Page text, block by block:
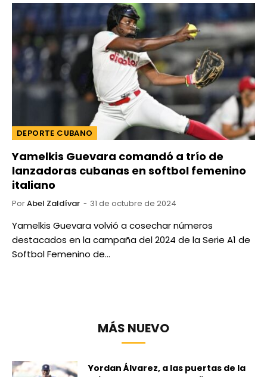
DEPORTE CUBANO
Yamelkis Guevara comandó a trío de
lanzadoras cubanas en softbol femenino
italiano
PorAbel Zaldívar 31 de octubre de 2024
Yamelkis Guevara volvió a cosechar números
destacados en la campaña del 2024 de la Serie A1 de
Softbol Femenino de…
MÁS NUEVO
Yordan Álvarez, a las puertas de la